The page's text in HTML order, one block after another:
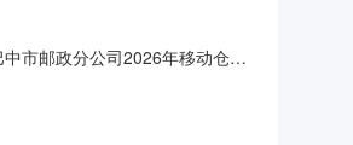
市邮政分公司2026年移动仓储